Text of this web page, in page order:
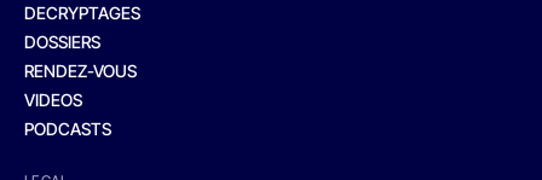
DECRYPTAGES
DOSSIERS
RENDEZ-VOUS
VIDEOS
PODCASTS